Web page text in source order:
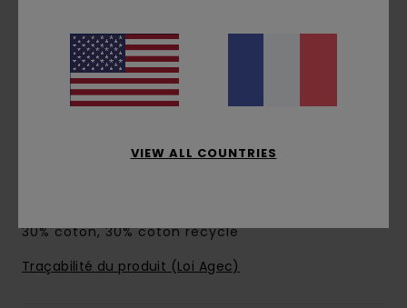
Manches :manches longues
Système de fermeture :
Poches :Poches kangourou
Logo :imprimé sur la poitrine et dans le dos
dans la même matière
30% coton, 30% coton recyclé
Traçabilité du produit (Loi Agec)
VIEW ALL COUNTRIES